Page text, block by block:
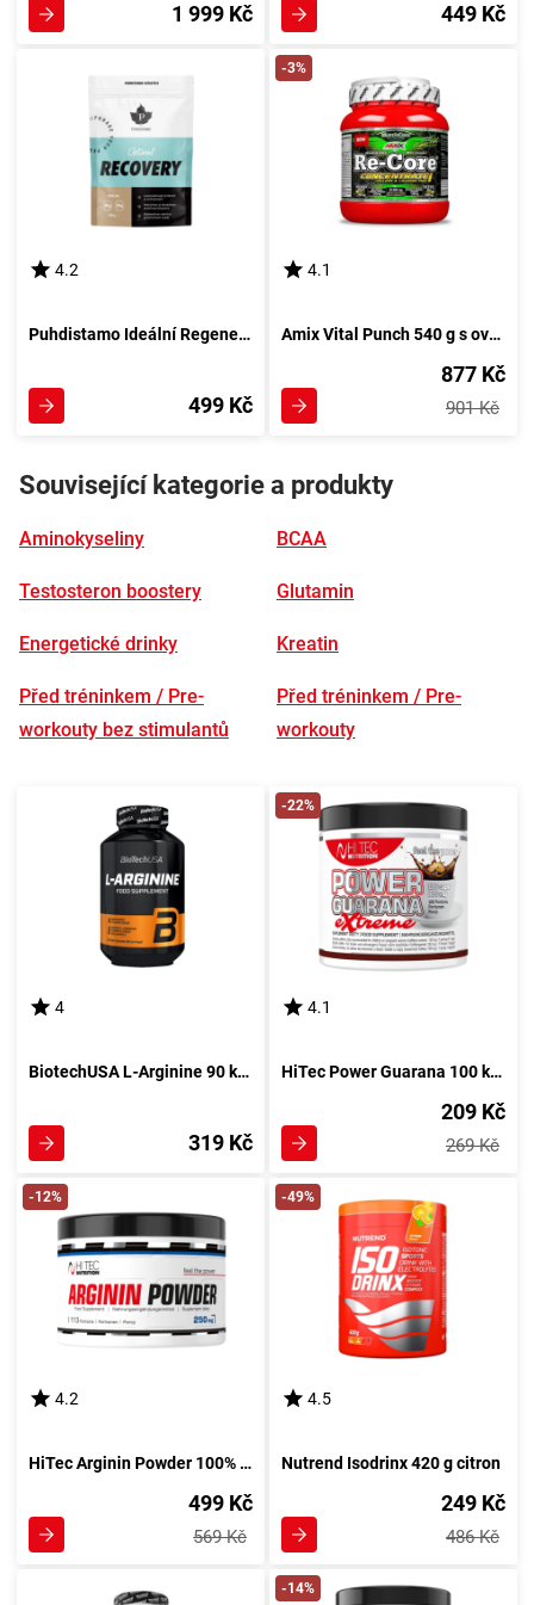
1 999 Kč 449 Kč
4.2
Puhdistamo Ideální Regenerace Syrovátkový Protein 700 g kakao
499 Kč
-3%
4.1
Amix Vital Punch 540 g s ovocnou příchutí
877 Kč
901 Kč
Související kategorie a produkty
Aminokyseliny
Testosteron boostery
Energetické drinky
Před tréninkem / Pre-
workouty bez stimulantů
BCAA
Glutamin
Kreatin
Před tréninkem / Pre-
workouty
4
BiotechUSA L-Arginine 90 kapslí
319 Kč
-22%
4.1
HiTec Power Guarana 100 kapslí
209 Kč
269 Kč
-12%
4.2
HiTec Arginin Powder 100% AAKG 250 g bez příchutě
499 Kč
569 Kč
-49%
4.5
Nutrend Isodrinx 420 g citron
249 Kč
486 Kč
-14%